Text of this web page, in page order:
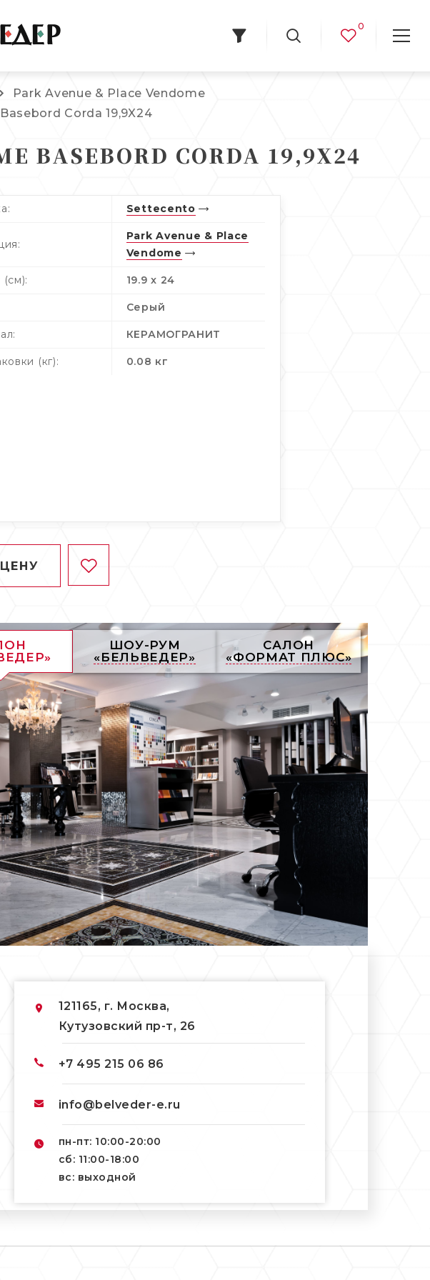
0
Park Avenue & Place Vendome
Corda 19,9X24
BASEBORD CORDA 19,9X24
Settecento
Park Avenue & Place
Vendome
19.9 x 24
Серый
КЕРАМОГРАНИТ
(кг): 0.08 кг
ШОУ-РУМ
«БЕЛЬВЕДЕР»
САЛОН
«ФОРМАТ ПЛЮС»
121165, г. Москва,
Кутузовский пр-т, 26
+7 495 215 06 86
info@belveder-e.ru
пн-пт: 10:00-20:00
сб: 11:00-18:00
вс: выходной